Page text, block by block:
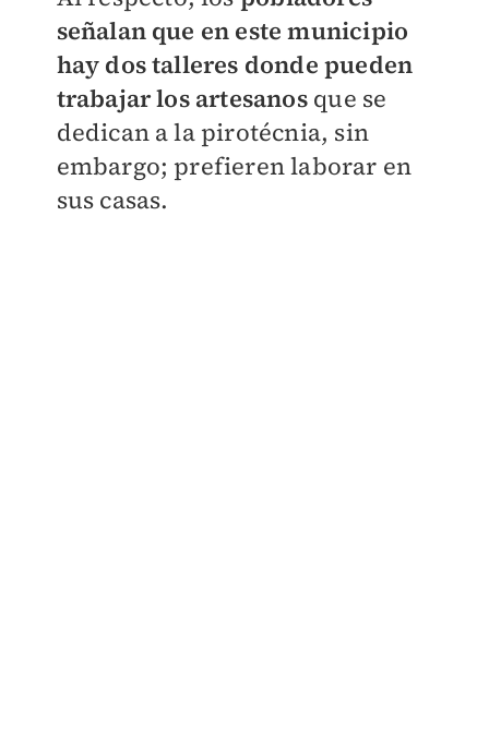
señalan que en este municipio
hay dos talleres donde pueden
trabajar los artesanosque se
dedican a la pirotécnia, sin
embargo; prefieren laborar en
sus casas.